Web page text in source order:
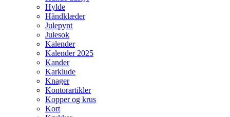
Hylde
Håndklæder
Julepynt
Julesok
Kalender
Kalender 2025
Kander
Karklude
Knager
Kontorartikler
Kopper og krus
Kort